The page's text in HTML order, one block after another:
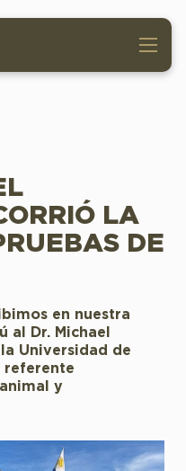
LA
DE
en nuestra
al Dr. Michael
Universidad de
referente
y